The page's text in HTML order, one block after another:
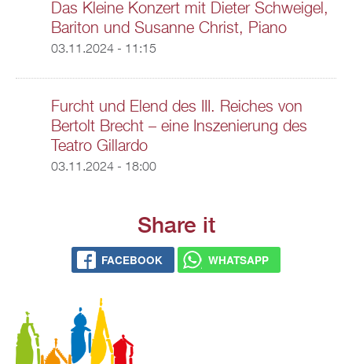
Das Kleine Konzert mit Dieter Schweigel,
Bariton und Susanne Christ, Piano
03.11.2024 - 11:15
Furcht und Elend des III. Reiches von
Bertolt Brecht – eine Inszenierung des
Teatro Gillardo
03.11.2024 - 18:00
Share it
FACEBOOK WHATSAPP